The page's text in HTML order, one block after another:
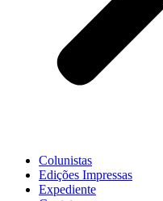
Colunistas
Edições Impressas
Expediente